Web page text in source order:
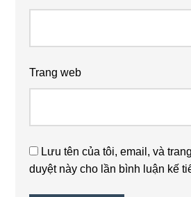
Trang web
Lưu tên của tôi, email, và
duyệt này cho lần bình luận kế